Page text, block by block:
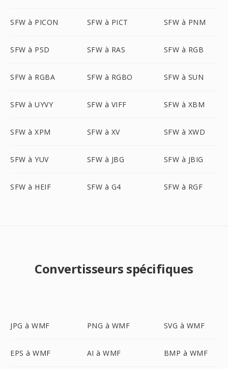
SFW à PICON SFW à PICT SFW à PNM
SFW à PSD SFW à RAS SFW à RGB
SFW à RGBA SFW à RGBO SFW à SUN
SFW à UYVY SFW à VIFF SFW à XBM
SFW à XPM SFW à XV SFW à XWD
SFW à YUV SFW à JBG SFW à JBIG
SFW à HEIF SFW à G4 SFW à RGF
Convertisseurs spécifiques
JPG à WMF PNG à WMF SVG à WMF
EPS à WMF AI à WMF BMP à WMF